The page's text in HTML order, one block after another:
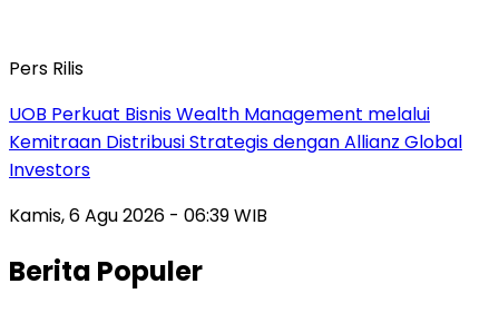
Pers Rilis
UOB Perkuat Bisnis Wealth Management melalui
Kemitraan Distribusi Strategis dengan Allianz Global
Investors
Kamis, 6 Agu 2026 - 06:39 WIB
Berita Populer